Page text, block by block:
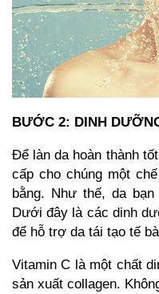
BƯỚC 2: DINH
Để làn da hoàn thành
cấp cho chúng một
bằng. Như thế, da
Dưới đây là các dinh
để hỗ trợ da tái tạo tế
Vitamin C là một chất
sản xuất collagen.